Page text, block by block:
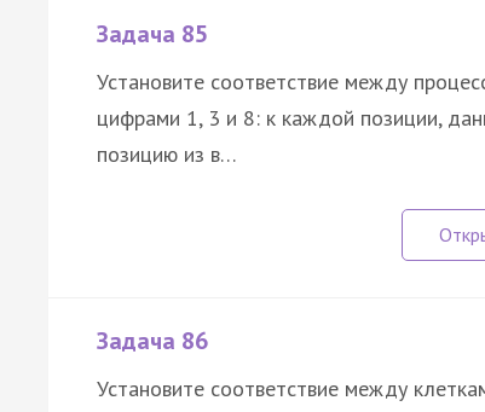
Задача 85
Установите соответствие между
цифрами 1, 3 и 8: к каждой позиции,
позицию из в…
Задача 86
Установите соответствие между